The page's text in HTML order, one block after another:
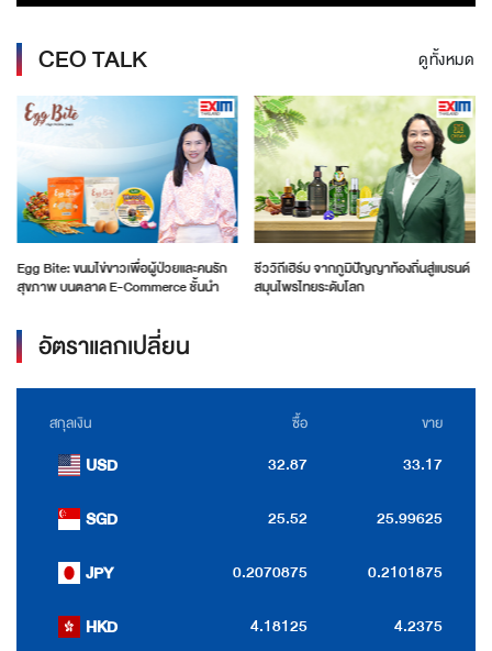
CEO TALK ดูทั้งหมด
Egg Bite: ขนมไข่ขาวเพื่อผู้ป่วยและคนรัก
สุขภาพ บนตลาด E-Commerce ชั้นนำ
ชีววิถีเฮิร์บ จากภูมิปัญญาท้องถิ่นสู่แบรนด์
สมุนไพรไทยระดับโลก
อัตราแลกเปลี่ยน
สกุลเงิน ซื้อ ขาย
USD 32.87 33.17
SGD 25.52 25.99625
JPY 0.2070875 0.2101875
HKD 4.18125 4.2375